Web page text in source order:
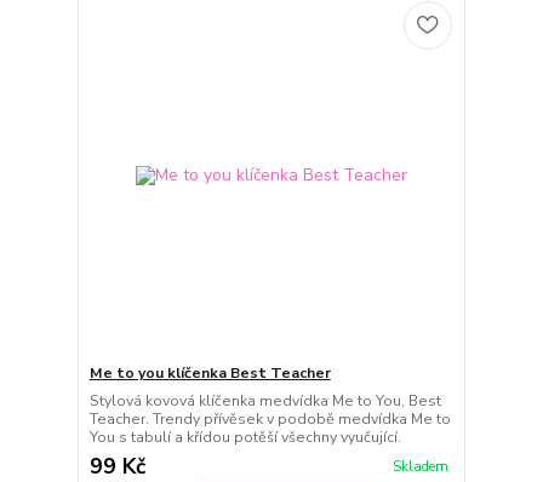
Me to you klíčenka Best Teacher
Stylová kovová klíčenka medvídka Me to You, Best
Teacher. Trendy přívěsek v podobě medvídka Me to
You s tabulí a křídou potěší všechny vyučující.
99 Kč Skladem